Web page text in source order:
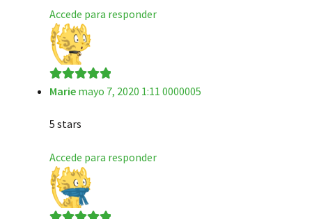
Accede para responder
Valorado en 5
Marie mayo 7, 2020 1:11 0000005
5 stars
Accede para responder